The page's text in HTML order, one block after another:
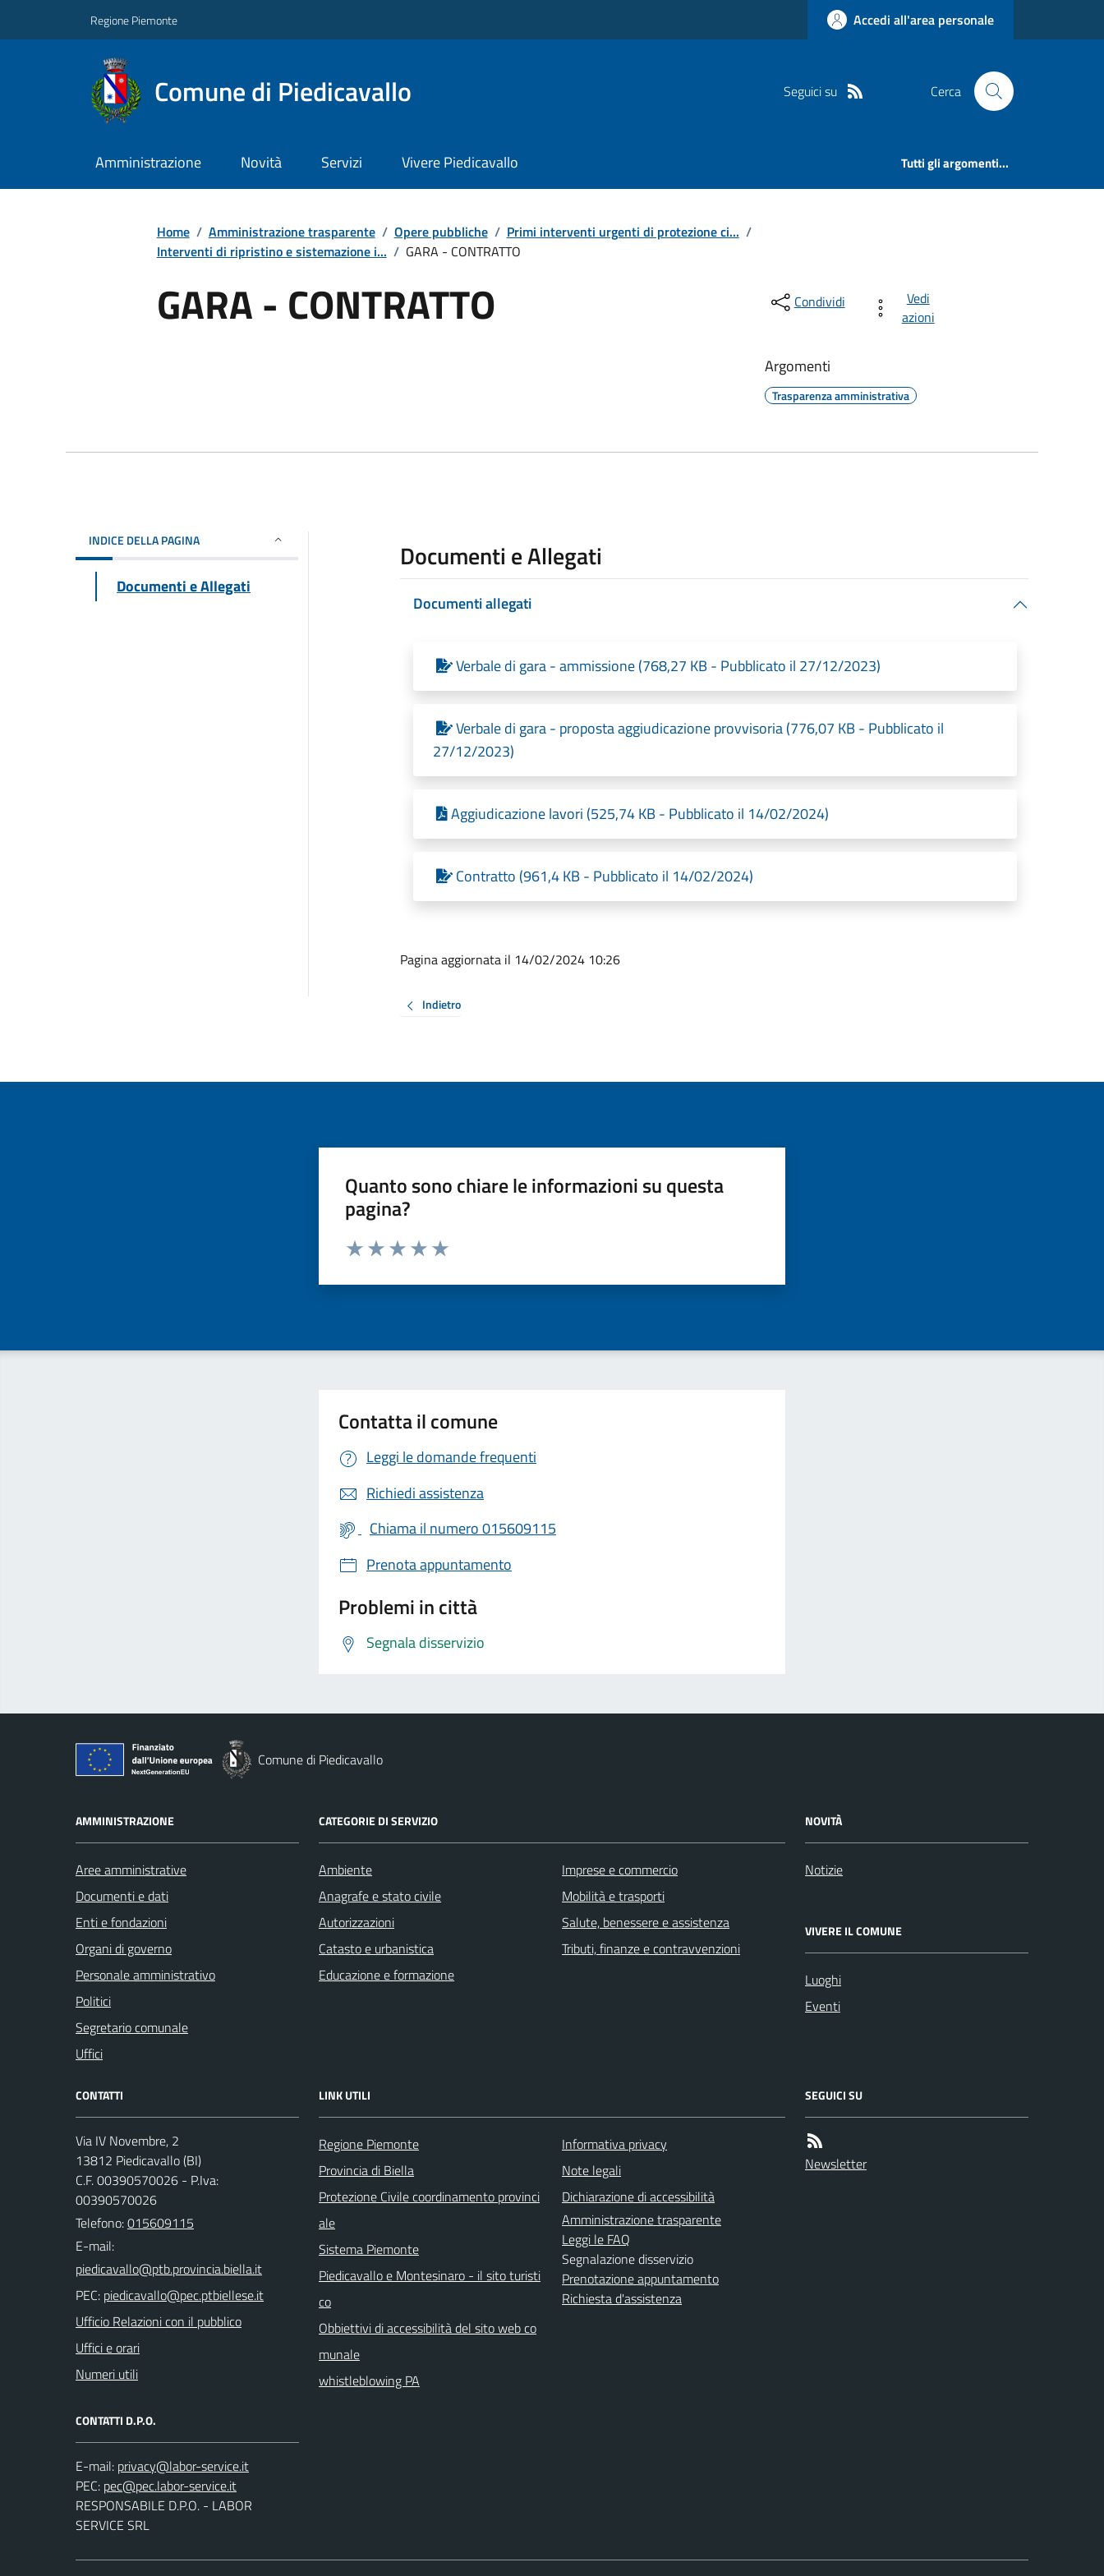
Regione Piemonte Accedi all'area personale
Comune di Piedicavallo Seguici su Cerca
Amministrazione Novità Servizi Vivere Piedicavallo Tutti gli argomenti...
Home / Amministrazione trasparente / Opere pubbliche / Primi interventi urgenti di protezione ci... /
Interventi di ripristino e sistemazione i... / GARA - CONTRATTO
GARA - CONTRATTO Condividi
Vedi
azioni
Argomenti
Trasparenza amministrativa
INDICE DELLA PAGINA
Documenti e Allegati
Documenti e Allegati
Documenti allegati
Verbale di gara - ammissione (768,27 KB - Pubblicato il 27/12/2023)
Verbale di gara - proposta aggiudicazione provvisoria (776,07 KB - Pubblicato il
27/12/2023)
Aggiudicazione lavori (525,74 KB - Pubblicato il 14/02/2024)
Contratto (961,4 KB - Pubblicato il 14/02/2024)
Pagina aggiornata il 14/02/2024 10:26
Indietro
Quanto sono chiare le informazioni su questa
pagina?
Valuta da 1 a 5 stelle la pagina
Contatta il comune
Leggi le domande frequenti
Richiedi assistenza
Chiama il numero 015609115
Prenota appuntamento
Problemi in città
Segnala disservizio
Comune di Piedicavallo
AMMINISTRAZIONE
Aree amministrative
Documenti e dati
Enti e fondazioni
Organi di governo
Personale amministrativo
Politici
Segretario comunale
Uffici
CATEGORIE DI SERVIZIO
Ambiente
Anagrafe e stato civile
Autorizzazioni
Catasto e urbanistica
Educazione e formazione
Imprese e commercio
Mobilità e trasporti
Salute, benessere e assistenza
Tributi, finanze e contravvenzioni
NOVITÀ
Notizie
VIVERE IL COMUNE
Luoghi
Eventi
CONTATTI
Via IV Novembre, 2
13812 Piedicavallo (BI)
C.F. 00390570026 - P.Iva:
00390570026
Telefono:015609115
E-mail:
PEC:
Ufficio Relazioni con il pubblico
Uffici e orari
Numeri utili
CONTATTI D.P.O.
E-mail:
PEC:
RESPONSABILE D.P.O. - LABOR
SERVICE SRL
LINK UTILI
Regione Piemonte
Provincia di Biella
Protezione Civile coordinamento provinci
ale
Sistema Piemonte
Piedicavallo e Montesinaro - il sito turisti
co
Obbiettivi di accessibilità del sito web co
munale
whistleblowing PA
Informativa privacy
Note legali
Dichiarazione di accessibilità
Amministrazione trasparente
Leggi le FAQ
Segnalazione disservizio
Prenotazione appuntamento
Richiesta d'assistenza
SEGUICI SU
Newsletter